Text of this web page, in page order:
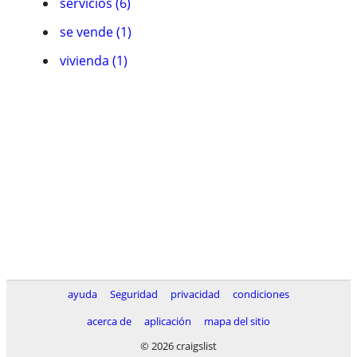
se vende (1)
vivienda (1)
ayuda Seguridad privacidad
condiciones
acerca de
aplicación
mapa del sitio
© 2026 craigslist